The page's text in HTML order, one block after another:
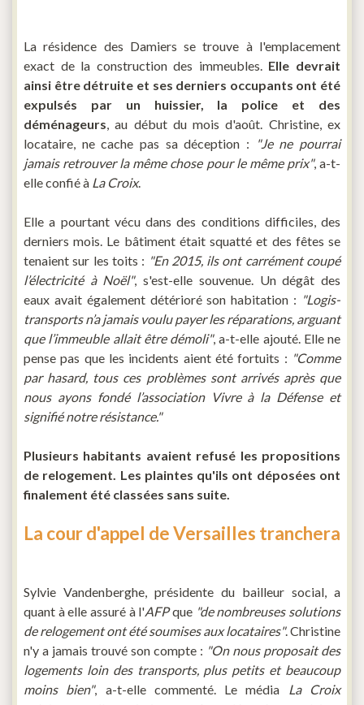
La résidence des Damiers se trouve à l'emplacement
exact de la construction des immeubles. Elle devrait
ainsi être détruite et ses derniers occupants ont été
expulsés par un huissier, la police et des
déménageurs, au début du mois d'août. Christine, ex
locataire, ne cache pas sa déception :
"Je ne pourrai
jamais retrouver la même chose pour le même prix", a-t-
elle confié à La Croix.
Elle a pourtant vécu dans des conditions difficiles, des
derniers mois. Le bâtiment était squatté et des fêtes se
tenaient sur les toits : "En 2015, ils ont carrément coupé
l’électricité à Noël", s'est-elle souvenue. Un dégât des
eaux avait également détérioré son habitation : "Logis-
transports n’a jamais voulu payer les réparations, arguant
que l’immeuble allait être démoli", a-t-elle ajouté. Elle ne
pense pas que les incidents aient été fortuits : "Comme
par hasard, tous ces problèmes sont arrivés après que
nous ayons fondé l’association Vivre à la Défense et
signifié notre résistance."
Plusieurs habitants avaient refusé les propositions
de relogement. Les plaintes qu'ils ont déposées ont
finalement été classées sans suite.
La cour d'appel de Versailles tranchera
Sylvie Vandenberghe, présidente du bailleur social, a
quant à elle assuré à l'AFPque "de nombreuses solutions
de relogement ont été soumises aux locataires". Christine
n'y a jamais trouvé son compte : "On nous proposait des
logements loin des transports, plus petits et beaucoup
moins bien", a-t-elle commenté. Le média La Croix